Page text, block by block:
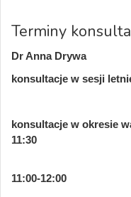
Terminy
Dr Anna Drywa
konsultacje w sesji
22.06 g.
konsultacje w okresie
11:30
oraz
11:00-12:00